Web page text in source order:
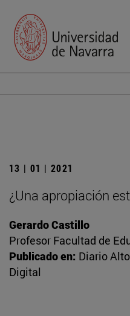
13 | 01 | 2021
¿Una apropiación
Gerardo Castillo
Profesor Facultad de
Publicado en: Diario
Digital